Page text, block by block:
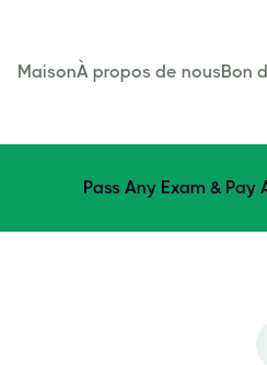
MaisonÀ propos de nousBon
Pass Any Exam & Pay